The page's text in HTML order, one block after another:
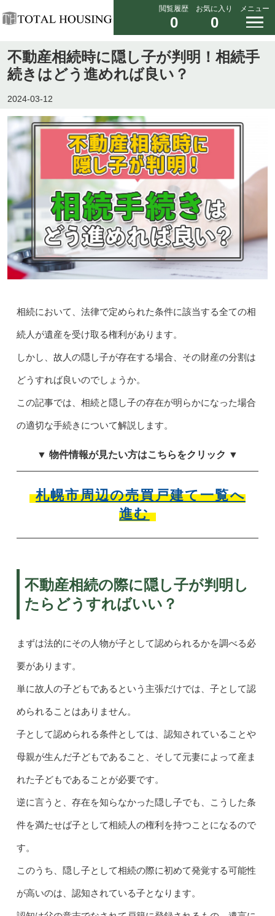
閲覧履歴
0
お気に入り
0
メニュー
不動産相続時に隠し子が判明！相続手
続きはどう進めれば良い？
2024-03-12
相続において、法律で定められた条件に該当する全ての相
続人が遺産を受け取る権利があります。
しかし、故人の隠し子が存在する場合、その財産の分割は
どうすれば良いのでしょうか。
この記事では、相続と隠し子の存在が明らかになった場合
の適切な手続きについて解説します。
▼ 物件情報が見たい方はこちらをクリック ▼
札幌市周辺の売買戸建て一覧へ
進む
不動産相続の際に隠し子が判明し
たらどうすればいい？
まずは法的にその人物が子として認められるかを調べる必
要があります。
単に故人の子どもであるという主張だけでは、子として認
められることはありません。
子として認められる条件としては、認知されていることや
母親が生んだ子どもであること、そして元妻によって産ま
れた子どもであることが必要です。
逆に言うと、存在を知らなかった隠し子でも、こうした条
件を満たせば子として相続人の権利を持つことになるので
す。
このうち、隠し子として相続の際に初めて発覚する可能性
が高いのは、認知されている子となります。